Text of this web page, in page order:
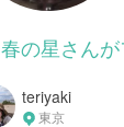
春の星さん
teriyaki
東京